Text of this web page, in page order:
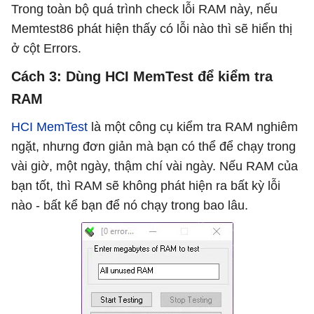
Trong toàn bộ quá trình check lỗi RAM này, nếu
Memtest86 phát hiện thấy có lỗi nào thì sẽ hiển thị
ở cột Errors.
Cách 3: Dùng HCI MemTest để kiểm tra
RAM
HCI MemTest là một công cụ kiểm tra RAM nghiêm
ngặt, nhưng đơn giản mà bạn có thể để chạy trong
vài giờ, một ngày, thậm chí vài ngày. Nếu RAM của
bạn tốt, thì RAM sẽ không phát hiện ra bất kỳ lỗi
nào - bất kể bạn để nó chạy trong bao lâu.